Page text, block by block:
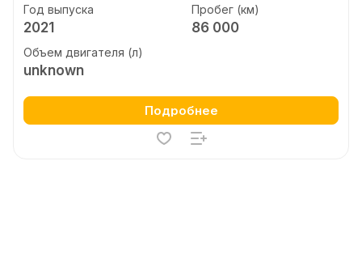
Год выпуска
2021
Пробег (км)
86 000
Объем двигателя (л)
unknown
Подробнее